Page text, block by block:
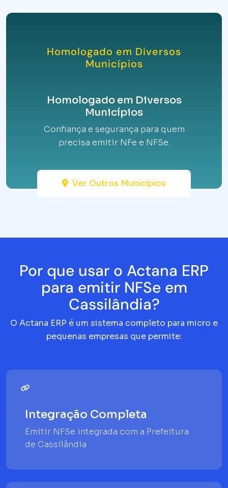
Homologado em Diversos
Municípios
Homologado em Diversos
Municípios
Confiança e segurança para quem
precisa emitir NFe e NFSe.
Ver Outros Municípios
Por que usar o Actana ERP
para emitir NFSe em
Cassilândia?
O Actana ERP é um sistema completo para micro e
pequenas empresas que permite:
Integração Completa
Emitir NFSe integrada com a Prefeitura
de Cassilândia